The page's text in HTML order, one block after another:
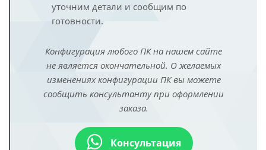
уточним детали и сообщим по
готовности.
Конфигурация любого ПК на нашем сайте
не является окончательной. О желаемых
изменениях конфигурации ПК вы можете
сообщить консультанту при оформлении
заказа.
Консультация